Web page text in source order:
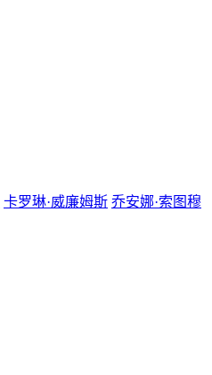
卡罗琳·威廉姆斯 乔安娜·索图穆